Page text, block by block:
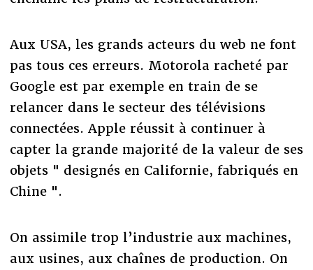
Aux USA, les grands acteurs du web ne font
pas tous ces erreurs. Motorola racheté par
Google est par exemple en train de se
relancer dans le secteur des télévisions
connectées. Apple réussit à continuer à
capter la grande majorité de la valeur de ses
objets " designés en Californie, fabriqués en
Chine ".
On assimile trop l’industrie aux machines,
aux usines, aux chaînes de production. On